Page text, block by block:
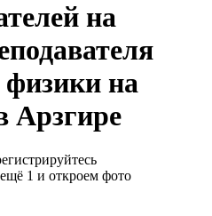
на
на
Арзгире
1 и откроем фото